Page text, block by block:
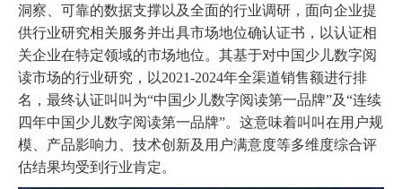
洞察、可靠的数据支撑以及全面的行业调研，面向企业提
供行业研究相关服务并出具市场地位确认证书，以认证相
关企业在特定领域的市场地位。其基于对中国少儿数字阅
读市场的行业研究，以2021-2024年全渠道销售额进行排
名，最终认证叫叫为“中国少儿数字阅读第一品牌”及“连续
四年中国少儿数字阅读第一品牌”。这意味着叫叫在用户规
模、产品影响力、技术创新及用户满意度等多维度综合评
估结果均受到行业肯定。